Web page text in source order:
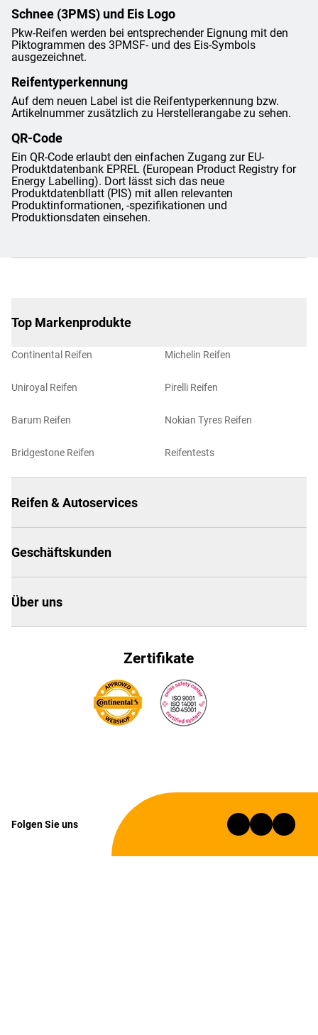
Schnee (3PMS) und Eis Logo
Pkw-Reifen werden bei entsprechender Eignung mit den
Piktogrammen des 3PMSF- und des Eis-Symbols
ausgezeichnet.
Reifentyperkennung
Auf dem neuen Label ist die Reifentyperkennung bzw.
Artikelnummer zusätzlich zu Herstellerangabe zu sehen.
QR-Code
Ein QR-Code erlaubt den einfachen Zugang zur EU-
Produktdatenbank EPREL (European Product Registry for
Energy Labelling). Dort lässt sich das neue
Produktdatenbllatt (PIS) mit allen relevanten
Produktinformationen, -spezifikationen und
Produktionsdaten einsehen.
Top Markenprodukte
Continental Reifen
Uniroyal Reifen
Barum Reifen
Bridgestone Reifen
Michelin Reifen
Pirelli Reifen
Nokian Tyres Reifen
Reifentests
Reifen & Autoservices
Geschäftskunden
Über uns
Zertifikate
Folgen Sie uns